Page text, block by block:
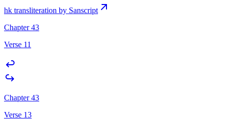
hk transliteration by Sanscript
Chapter 43
Verse 11
Chapter 43
Verse 13